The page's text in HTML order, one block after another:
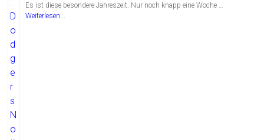
Es ist diese besondere Jahreszeit. Nur noch knapp eine Woche …
Weiterlesen...